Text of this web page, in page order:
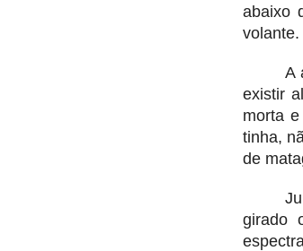
abaixo
A
existir
morta
tinha,
de
girado